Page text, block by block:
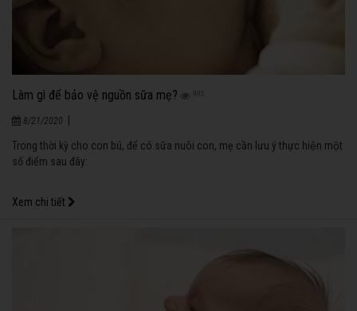
Làm gì để bảo vệ nguồn sữa mẹ? 995
8/21/2020
Trong thời kỳ cho con bú, để có sữa nuôi con, mẹ cần lưu ý thực hiện một
số điểm sau đây:
Xem chi tiết